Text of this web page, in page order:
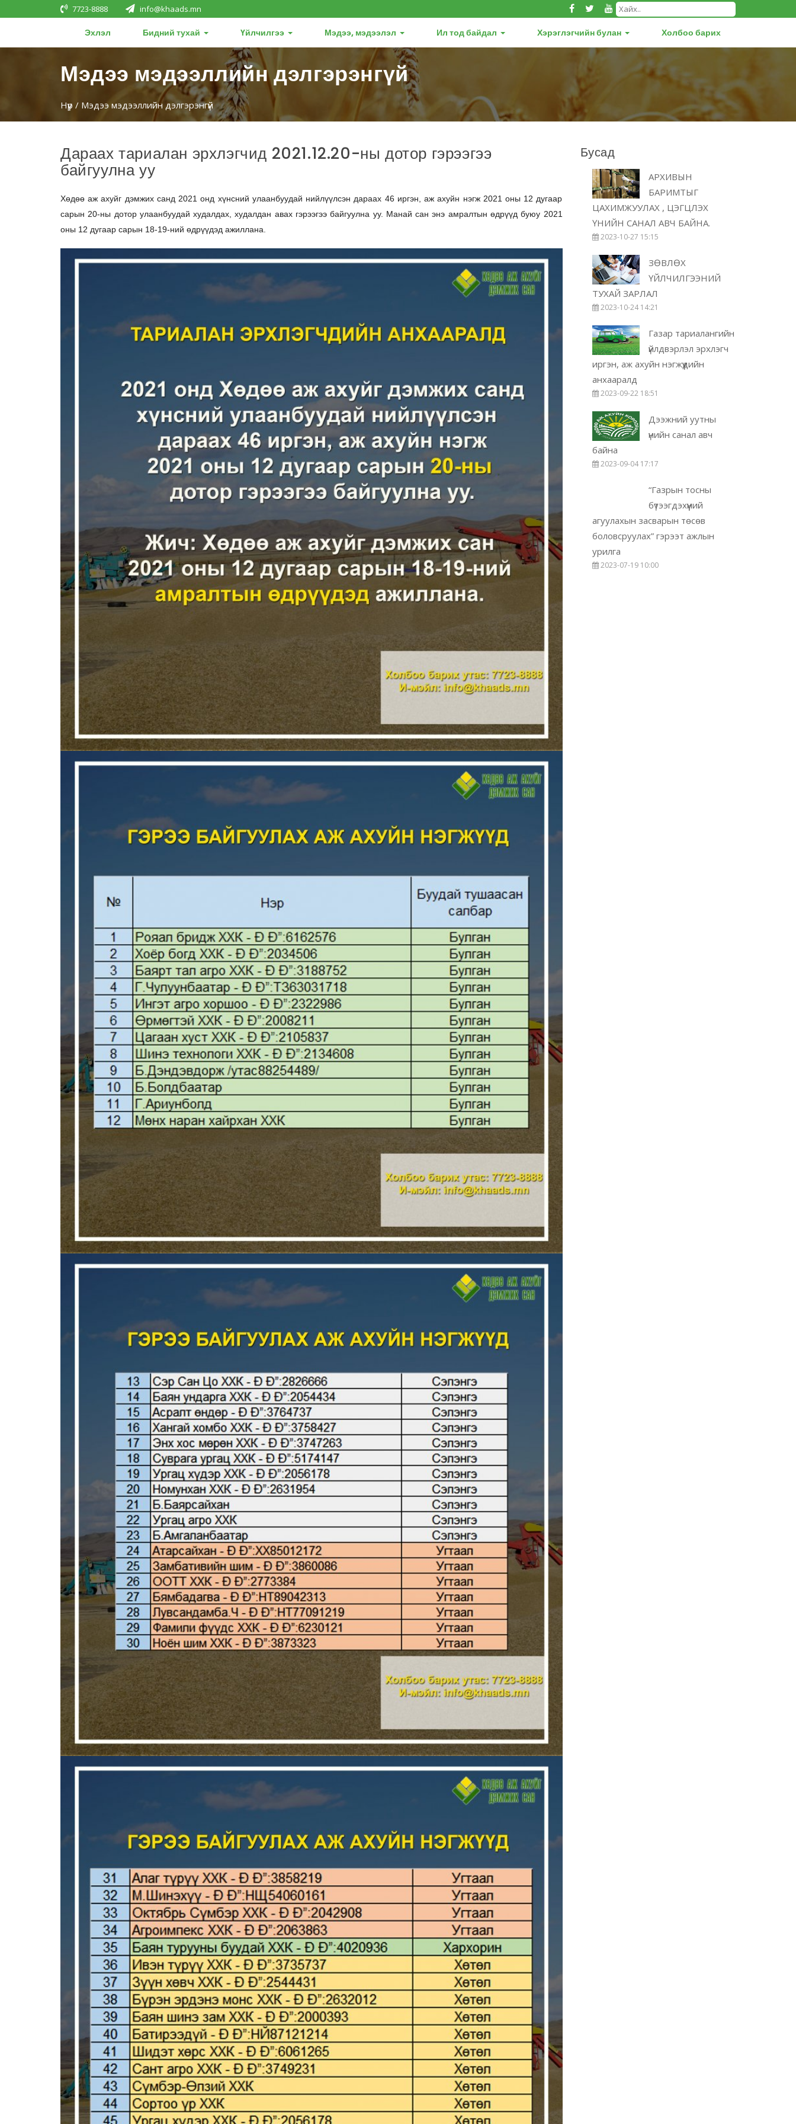
7723-8888 info@khaads.mn
Эхлэл Бидний тухай Үйлчилгээ Мэдээ, мэдээлэл Ил тод байдал Хэрэглэгчийн булан Холбоо барих
Мэдээ мэдээллийн дэлгэрэнгүй
Нүүр / Мэдээ мэдээллийн дэлгэрэнгүй
Дараах тариалан эрхлэгчид 2021.12.20-ны дотор гэрээгээ
байгуулна уу
Хөдөө аж ахуйг дэмжих санд 2021 онд хүнсний улаанбуудай нийлүүлсэн дараах 46 иргэн, аж ахуйн нэгж 2021 оны 12 дугаар
сарын 20-ны дотор улаанбуудай худалдах, худалдан авах гэрээгээ байгуулна уу. Манай сан энэ амралтын өдрүүд буюу 2021
оны 12 дугаар сарын 18-19-ний өдрүүдэд ажиллана.
Бусад
АРХИВЫН
БАРИМТЫГ
ЦАХИМЖУУЛАХ , ЦЭГЦЛЭХ
ҮНИЙН САНАЛ АВЧ БАЙНА.
2023-10-27 15:15
ЗӨВЛӨХ
ҮЙЛЧИЛГЭЭНИЙ
ТУХАЙ ЗАРЛАЛ
2023-10-24 14:21
Газар тариалангийн
үйлдвэрлэл эрхлэгч
иргэн, аж ахуйн нэгжүүдийн
анхааралд
2023-09-22 18:51
Дээжний уутны
үнийн санал авч
байна
2023-09-04 17:17
“Газрын тосны
бүтээгдэхүүний
агуулахын засварын төсөв
боловсруулах” гэрээт ажлын
урилга
2023-07-19 10:00